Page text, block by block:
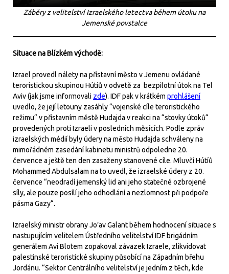
Záběry z velitelství Izraelského letectva během útoku na
Jemenské povstalce
Situace na Blízkém východě:
Izrael provedl nálety na přístavní město v Jemenu ovládané
teroristickou skupinou Hútíů v odvetě za bezpilotní útok na Tel
Aviv (jak jsme informovali zde). IDF pak v krátkém prohlášení
uvedlo, že její letouny zasáhly “vojenské cíle teroristického
režimu“ v přístavním městě Hudajda v reakci na “stovky útoků“
provedených proti Izraeli v posledních měsících. Podle zpráv
izraelských médií byly údery na město Hudajda schváleny na
mimořádném zasedání kabinetu ministrů odpoledne 20.
července a ještě ten den zasaženy stanovené cíle. Mluvčí Hútíů
Mohammed Abdulsalam na to uvedl, že izraelské údery z 20.
července “neodradí jemenský lid ani jeho statečné ozbrojené
síly, ale pouze posílí jeho odhodlání a nezlomnost při podpoře
pásma Gazy“.
Izraelský ministr obrany Jo’av Galant během hodnocení situace s
nastupujícím velitelem Ústředního velitelství IDF brigádním
generálem Avi Blotem zopakoval závazek Izraele, zlikvidovat
palestinské teroristické skupiny působící na Západním břehu
Jordánu. “Sektor Centrálního velitelství je jedním z těch, kde